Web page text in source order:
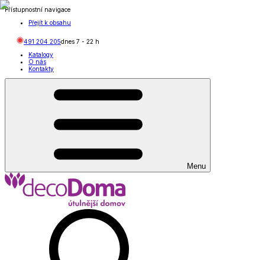
Přístupnostní navigace
Přejít k obsahu
491 204 205dnes 7 - 22 h
Katalogy
O nás
Kontakty
Menu